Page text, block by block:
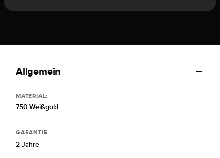
Allgemein
MATERIAL:
750 Weißgold
GARANTIE
2 Jahre